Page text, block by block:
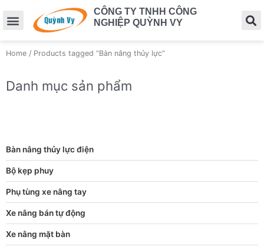
CÔNG TY TNHH CÔNG
NGHIỆP QUỲNH VY
Home / Products tagged “Bàn nâng thủy lực”
Danh mục sản phẩm
Bàn nâng thủy lực điện
Bộ kẹp phuy
Phụ tùng xe nâng tay
Xe nâng bán tự động
Xe nâng mặt bàn